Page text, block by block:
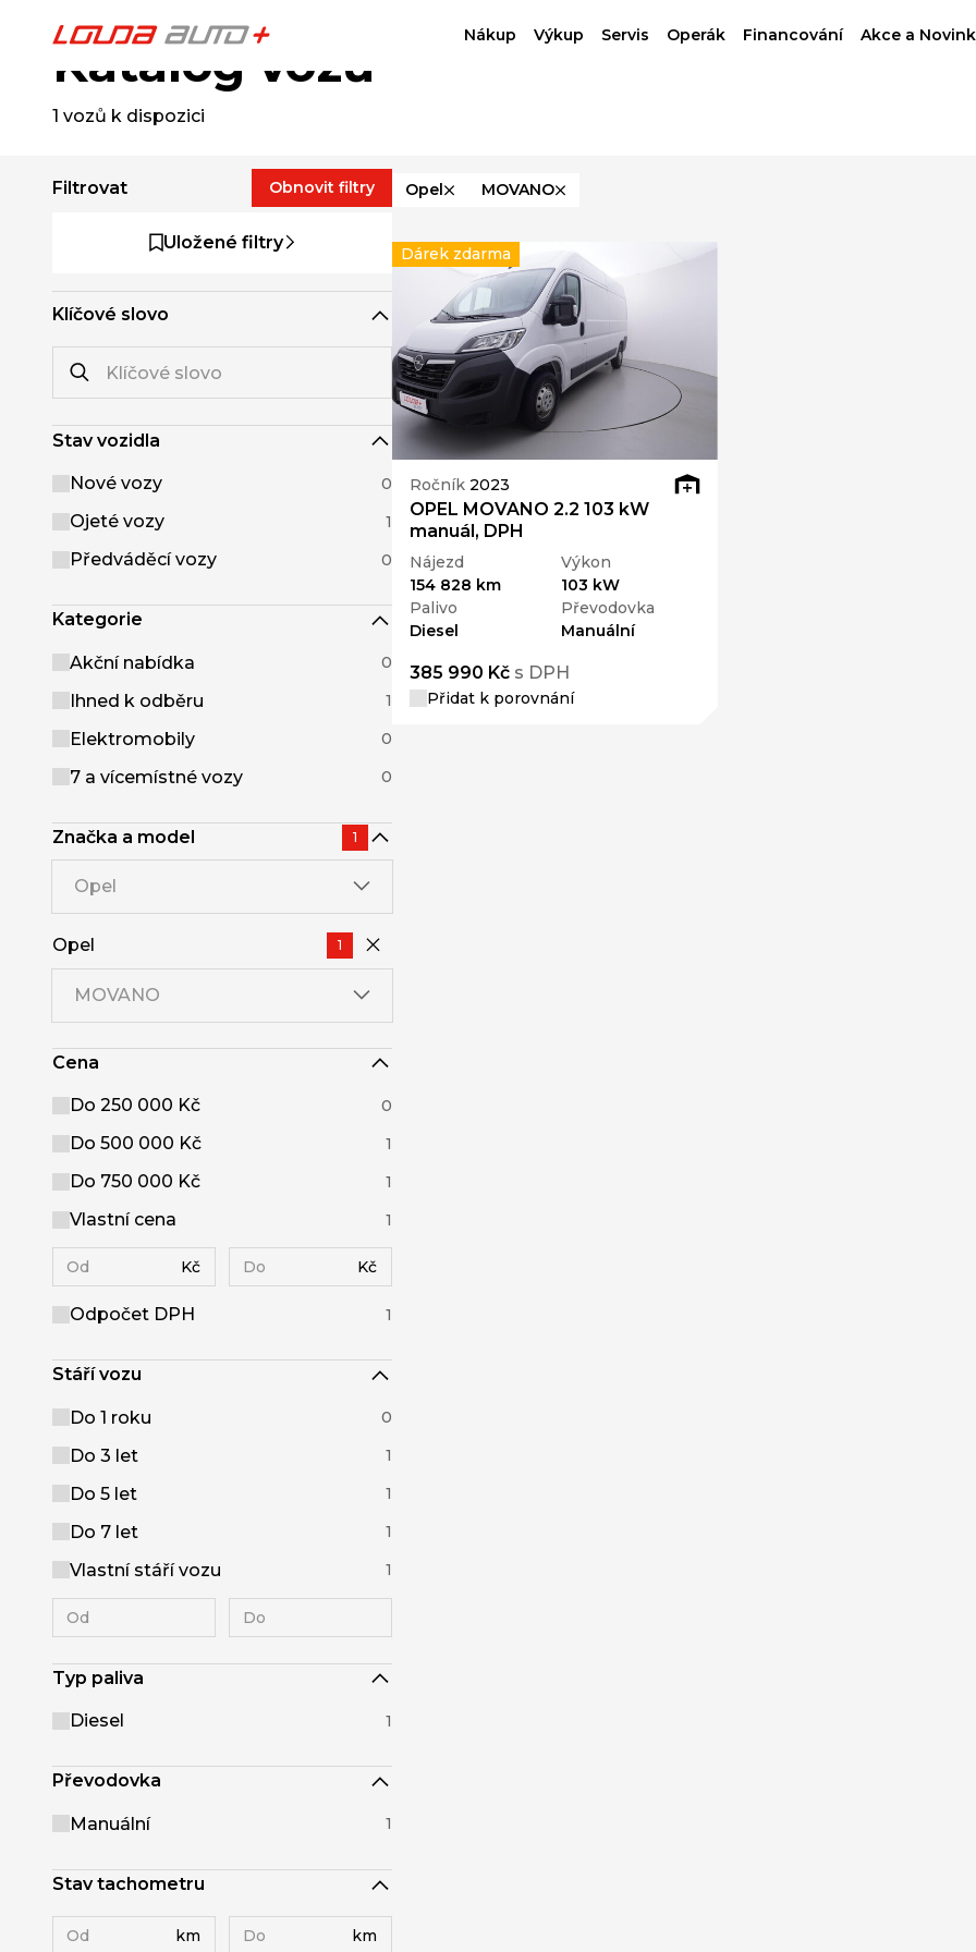
Nákup Výkup Servis Operák Financování Akce a
Katalog vozů
1 vozů k dispozici
Filtrovat Obnovit filtry
Uložené filtry
Klíčové slovo
Stav vozidla
Nové vozy 0
Ojeté vozy 1
Předváděcí vozy 0
Kategorie
Akční nabídka 0
Ihned k odběru 1
Elektromobily 0
7 a vícemístné vozy 0
Značka a model 1
Opel
Opel 1
MOVANO
Cena
Do 250 000 Kč 0
Do 500 000 Kč 1
Do 750 000 Kč 1
Vlastní cena 1
Kč Kč
Odpočet DPH 1
Stáří vozu
Do 1 roku 0
Do 3 let 1
Do 5 let 1
Do 7 let 1
Vlastní stáří vozu 1
Typ paliva
Diesel 1
Převodovka
Manuální 1
Stav tachometru
km km
Opel MOVANO
Ročník 2023
OPEL MOVANO 2.2 103 kW
manuál, DPH
Nájezd
154 828 km
Výkon
103 kW
Palivo
Diesel
Převodovka
Manuální
385 990 Kč s DPH
Přidat k porovnání
Dárek zdarma